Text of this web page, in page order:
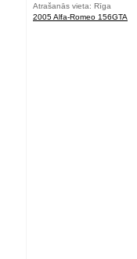
Atrašanās vieta: Rīga
2005 Alfa-Romeo 156GTA